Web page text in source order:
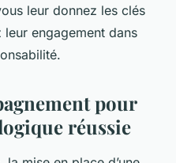
leur donnez les clés
engagement dans
pour
réussie